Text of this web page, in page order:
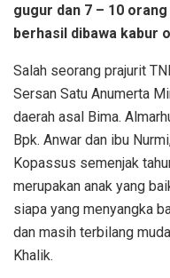
gugur dan 7 – 10
berhasil dibawa kabur
Salah seorang prajurit
Sersan Satu Anumerta
daerah asal Bima.
Bpk. Anwar dan ibu
Kopassus semenjak
merupakan anak yang
siapa yang menyangka
dan masih terbilang
Khalik.